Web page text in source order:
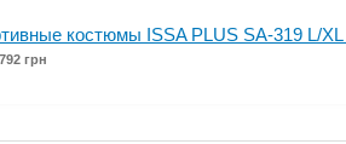
костюмы ISSA PLUS SA-319 L/
792 грн